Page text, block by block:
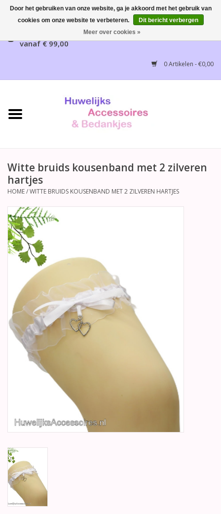
Gratis verzending mogelijk, NL vanaf € 65,00, België
vanaf € 99,00
0 Artikelen - €0,00
Home
Bruidsaccessoires
Huwelijksreceptie
Disney Huwelijk
Betty Boop Huwelijk
Geboorte, Doop en
Communie
SALE
Witte bruids kousenband met 2 zilveren
hartjes
HOME/WITTE BRUIDS KOUSENBAND MET 2 ZILVEREN HARTJES
Door het gebruiken van onze website, ga je akkoord met het gebruik van
cookies om onze website te verbeteren.
Dit bericht verbergen
Meer over cookies »